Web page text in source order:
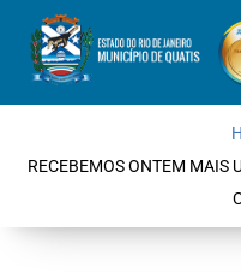
RECEBEMOS ONTEM MAIS